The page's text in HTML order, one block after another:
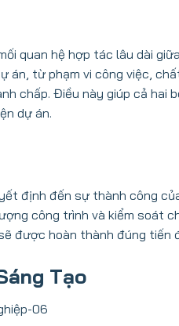
quan hệ hợp tác lâu dài
án, từ phạm vi công việc,
chấp. Điều này giúp cả hai
dự án.
định đến sự thành công
công trình và kiểm soát
được hoàn thành đúng tiến
Tạo